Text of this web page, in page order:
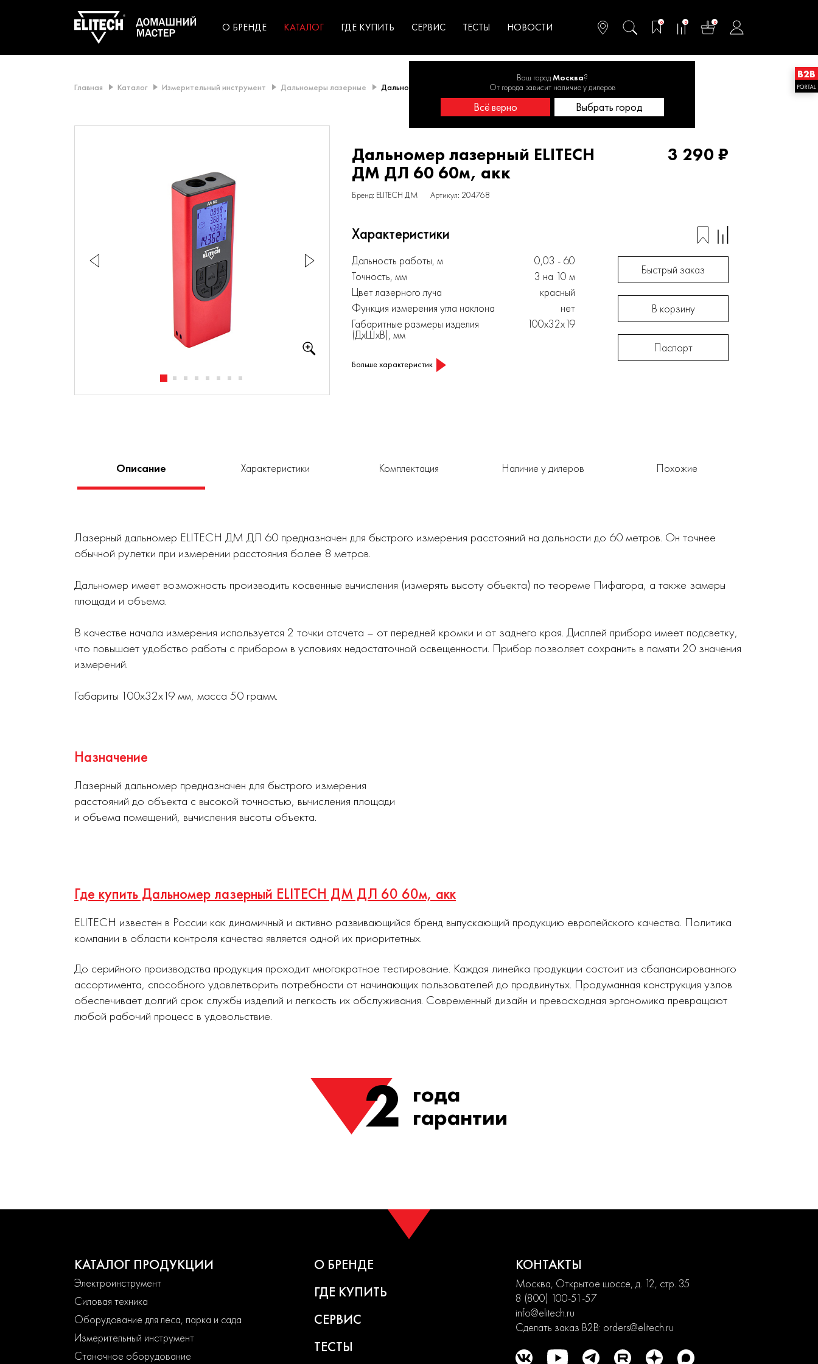
О БРЕНДЕ КАТАЛОГ садоводства
ГДЕ КУПИТЬ СЕРВИС ТЕСТЫ НОВОСТИ 0 0 0
Ваш городМосква?
От города зависит наличие у дилеров
Всё верно Выбрать город
Главная Каталог Измерительный инструмент Дальномеры лазерные Дальномер лазерный ELITECH ДМ ДЛ 60 60м, акк
Дальномер лазерный ELITECH
ДМ ДЛ 60 60м, акк
Бренд: ELITECH ДМ Артикул: 204768
3 290 ₽
Характеристики
Дальность работы, м
0,03 - 60
Точность, мм
3 на 10 м
Цвет лазерного луча
красный
Функция измерения угла наклона
нет
Габаритные размеры изделия
(ДхШхВ), мм
100х32х19
Больше характеристик
Быстрый заказ
В корзину
Паспорт
Описание Характеристики Комплектация Наличие у дилеров Похожие
Лазерный дальномер ELITECH ДМ ДЛ 60 предназначен для быстрого измерения расстояний на дальности до 60 метров. Он точнее
обычной рулетки при измерении расстояния более 8 метров.
Дальномер имеет возможность производить косвенные вычисления (измерять высоту объекта) по теореме Пифагора, а также замеры
площади и объема.
В качестве начала измерения используется 2 точки отсчета – от передней кромки и от заднего края. Дисплей прибора имеет подсветку,
что повышает удобство работы с прибором в условиях недостаточной освещенности. Прибор позволяет сохранить в памяти 20 значения
измерений.
Габариты 100х32х19 мм, масса 50 грамм.
Назначение
Лазерный дальномер предназначен для быстрого измерения
расстояний до объекта с высокой точностью, вычисления площади
и объема помещений, вычисления высоты объекта.
Где купить Дальномер лазерный ELITECH ДМ ДЛ 60 60м, акк
ELITECH известен в России как динамичный и активно развивающийся бренд выпускающий продукцию европейского качества. Политика
компании в области контроля качества является одной их приоритетных.
До серийного производства продукция проходит многократное тестирование. Каждая линейка продукции состоит из сбалансированного
ассортимента, способного удовлетворить потребности от начинающих пользователей до продвинутых. Продуманная конструкция узлов
обеспечивает долгий срок службы изделий и легкость их обслуживания. Современный дизайн и превосходная эргономика превращают
любой рабочий процесс в удовольствие.
2 года
гарантии
КАТАЛОГ ПРОДУКЦИИ
Электроинструмент
Силовая техника
Оборудование для леса, парка и сада
Измерительный инструмент
Станочное оборудование
О БРЕНДЕ
ГДЕ КУПИТЬ
СЕРВИС
ТЕСТЫ
КОНТАКТЫ
Москва, Открытое шоссе, д. 12, стр. 35
8 (800) 100-51-57
info@elitech.ru
Сделать заказ B2B: orders@elitech.ru